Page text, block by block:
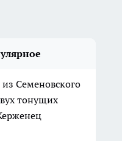
Семеновского
тонущих